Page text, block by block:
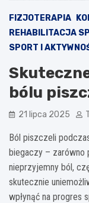
FIZJOTERAPIA
REHABILITACJA
SPORT I
bólu
21 lipca 2025
Ból piszczeli
biegaczy – zarówno
nieprzyjemny ból,
skutecznie
wpłynąć na progres